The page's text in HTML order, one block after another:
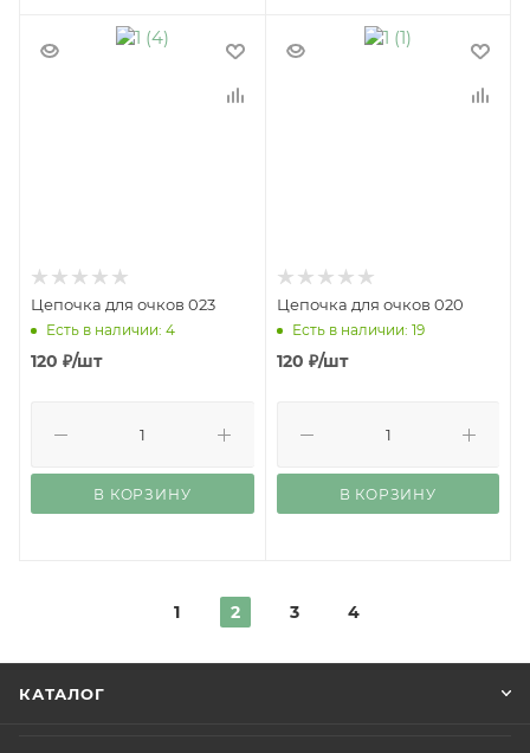
Цепочка для очков 023
Есть в наличии: 4
120 ₽/шт
В КОРЗИНУ
Цепочка для очков 020
Есть в наличии: 19
120 ₽/шт
В КОРЗИНУ
1 2 3 4
КАТАЛОГ